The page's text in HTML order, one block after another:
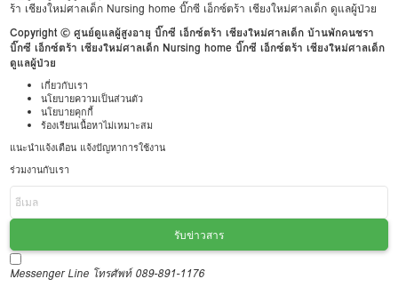
Copyright © ศูนย์ดูแลผู้สูงอายุ บิ๊กซี เอ็กซ์ตร้า เชียงใหม่ศาลเด็ก บ้านพักคนชรา
บิ๊กซี เอ็กซ์ตร้า เชียงใหม่ศาลเด็ก Nursing home บิ๊กซี เอ็กซ์ตร้า เชียงใหม่ศาลเด็ก
ดูแลผู้ป่วย
เกี่ยวกับเรา
นโยบายความเป็นส่วนตัว
นโยบายคุกกี้
ร้องเรียนเนื้อหาไม่เหมาะสม
แนะนำแจ้งเตือน แจ้งปัญหาการใช้งาน
ร่วมงานกับเรา
รับข่าวสาร
Messenger Line โทรศัพท์ 089-891-1176